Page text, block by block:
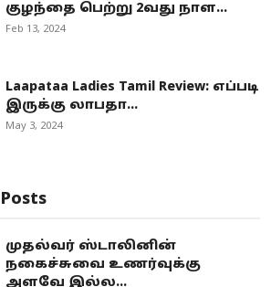
குழந்தை பெற்று 2வது நாள...
Feb 13, 2024
Laapataa Ladies Tamil Review: எப்படி
இருக்கு லாபதா...
May 3, 2024
முதல்வர் ஸ்டாலினின்
நகைச்சுவை உணர்வுக்கு
அளவே இல்ல...